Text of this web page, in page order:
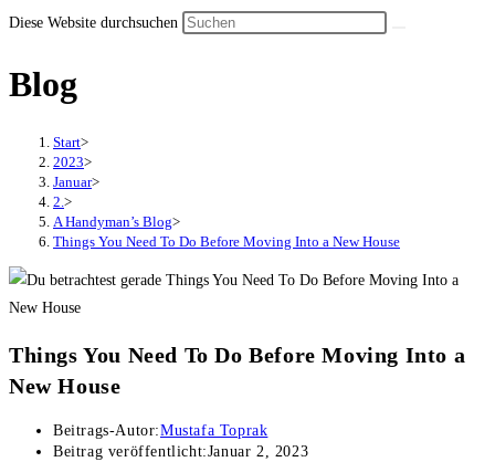
Diese Website durchsuchen
Blog
Start>
2023>
Januar>
2. >
A Handyman’s Blog>
Things You Need To Do Before Moving Into a New House
Things You Need To Do Before Moving Into a
New House
Beitrags-Autor:Mustafa Toprak
Beitrag veröffentlicht:Januar 2, 2023